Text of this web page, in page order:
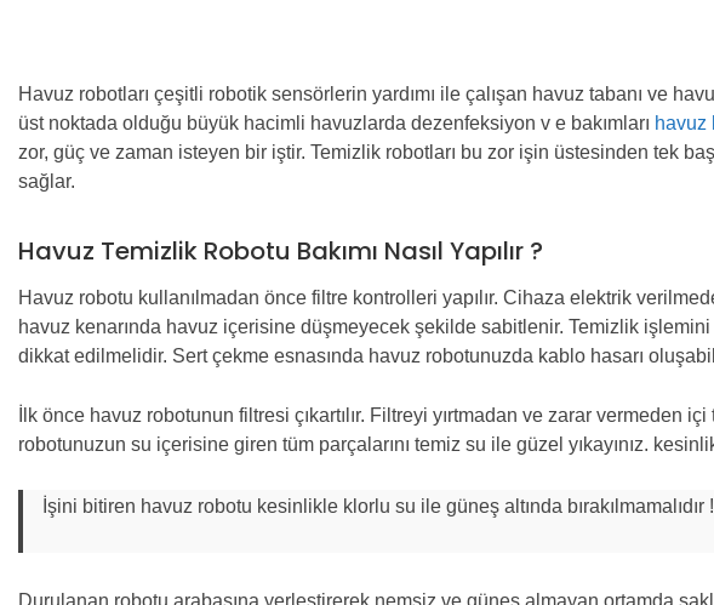
Havuz robotları çeşitli robotik sensörlerin yardımı ile çalışan havuz tabanı ve
üst noktada olduğu büyük hacimli havuzlarda dezenfeksiyon v e bakımları havuz
zor, güç ve zaman isteyen bir iştir. Temizlik robotları bu zor işin üstesinden tek
sağlar.
Havuz Temizlik Robotu Bakımı Nasıl Yapılır ?
Havuz robotu kullanılmadan önce filtre kontrolleri yapılır. Cihaza elektrik
havuz kenarında havuz içerisine düşmeyecek şekilde sabitlenir. Temizlik işlemini
dikkat edilmelidir. Sert çekme esnasında havuz robotunuzda kablo hasarı
İlk önce havuz robotunun filtresi çıkartılır. Filtreyi yırtmadan ve zarar vermeden
robotunuzun su içerisine giren tüm parçalarını temiz su ile güzel yıkayınız.
İşini bitiren havuz robotu kesinlikle klorlu su ile güneş altında bırakılmamalıdır !